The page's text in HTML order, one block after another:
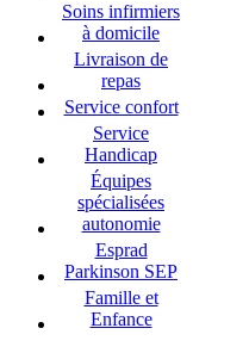
Soins infirmiers
à domicile
Livraison de
repas
Service confort
Service
Handicap
Équipes
spécialisées
autonomie
Esprad
Parkinson SEP
Famille et
Enfance